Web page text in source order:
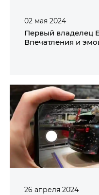
02 мая 2024
Первый владелец
Впечатления и
26 апреля 2024